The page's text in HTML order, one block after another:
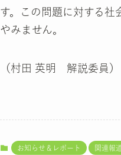
す。この問題に対する社
やみません。
（村田 英明 解説委員）
お知らせ＆レポート 関連報